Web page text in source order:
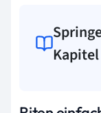
Kapitel